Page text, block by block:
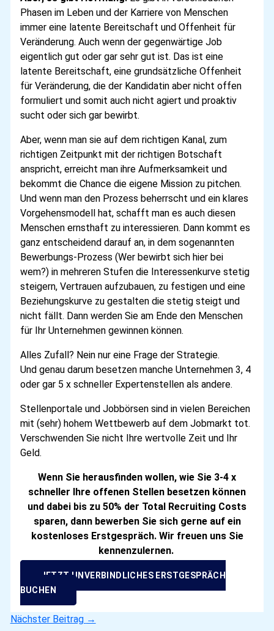
Phasen im Leben und der Karriere von Menschen
immer eine latente Bereitschaft und Offenheit für
Veränderung. Auch wenn der gegenwärtige Job
eigentlich gut oder gar sehr gut ist. Das ist eine
latente Bereitschaft, eine grundsätzliche Offenheit
für Veränderung, die der Kandidatin aber nicht offen
formuliert und somit auch nicht agiert und proaktiv
sucht oder sich gar bewirbt.
Aber, wenn man sie auf dem richtigen Kanal, zum
richtigen Zeitpunkt mit der richtigen Botschaft
anspricht, erreicht man ihre Aufmerksamkeit und
bekommt die Chance die eigene Mission zu pitchen.
Und wenn man den Prozess beherrscht und ein klares
Vorgehensmodell hat, schafft man es auch diesen
Menschen ernsthaft zu interessieren. Dann kommt es
ganz entscheidend darauf an, in dem sogenannten
Bewerbungs-Prozess (Wer bewirbt sich hier bei
wem?) in mehreren Stufen die Interessenkurve stetig
steigern, Vertrauen aufzubauen, zu festigen und eine
Beziehungskurve zu gestalten die stetig steigt und
nicht fällt. Dann werden Sie am Ende den Menschen
für Ihr Unternehmen gewinnen können.
Alles Zufall? Nein nur eine Frage der Strategie.
Und genau darum besetzen manche Unternehmen 3, 4
oder gar 5 x schneller Expertenstellen als andere.
Stellenportale und Jobbörsen sind in vielen Bereichen
mit (sehr) hohem Wettbewerb auf dem Jobmarkt tot.
Verschwenden Sie nicht Ihre wertvolle Zeit und Ihr
Geld.
Wenn Sie herausfinden wollen, wie Sie 3-4 x
schneller Ihre offenen Stellen besetzen können
und dabei bis zu 50% der Total Recruiting Costs
sparen, dann bewerben Sie sich gerne auf ein
kostenloses Erstgespräch. Wir freuen uns Sie
kennenzulernen.
JETZT UNVERBINDLICHES ERSTGESPRÄCH
BUCHEN
Nächster Beitrag →